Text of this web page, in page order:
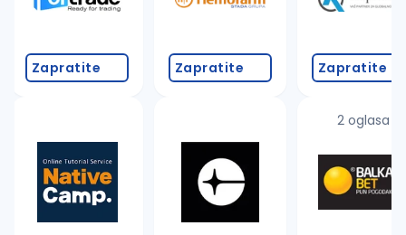
proverite pravopisne greške (koristite č, ć, š, đ,
promenite odabrane filtere pretrage
Zapratite Zapratite Zapratite
2 oglasa